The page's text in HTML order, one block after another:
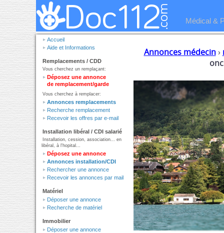
Médical &
Accueil
Aide et Informations
Remplacements / CDD
Vous cherchez un remplaçant:
Déposez une annonce
de remplacement/garde
Vous cherchez à remplacer:
Annonces remplacements
Recherche remplacement
Recevoir les offres par e-mail
Installation libéral / CDI salarié
Installation, cession, association... en
libéral, à l'hopital...
Déposez une annonce
Annonces installation/CDI
Rechercher une annonce
Recevoir les annonces par mail
Matériel
Déposer une annonce
Recherche de matériel
Immobilier
Déposer une annonce
Annonces médecin ›